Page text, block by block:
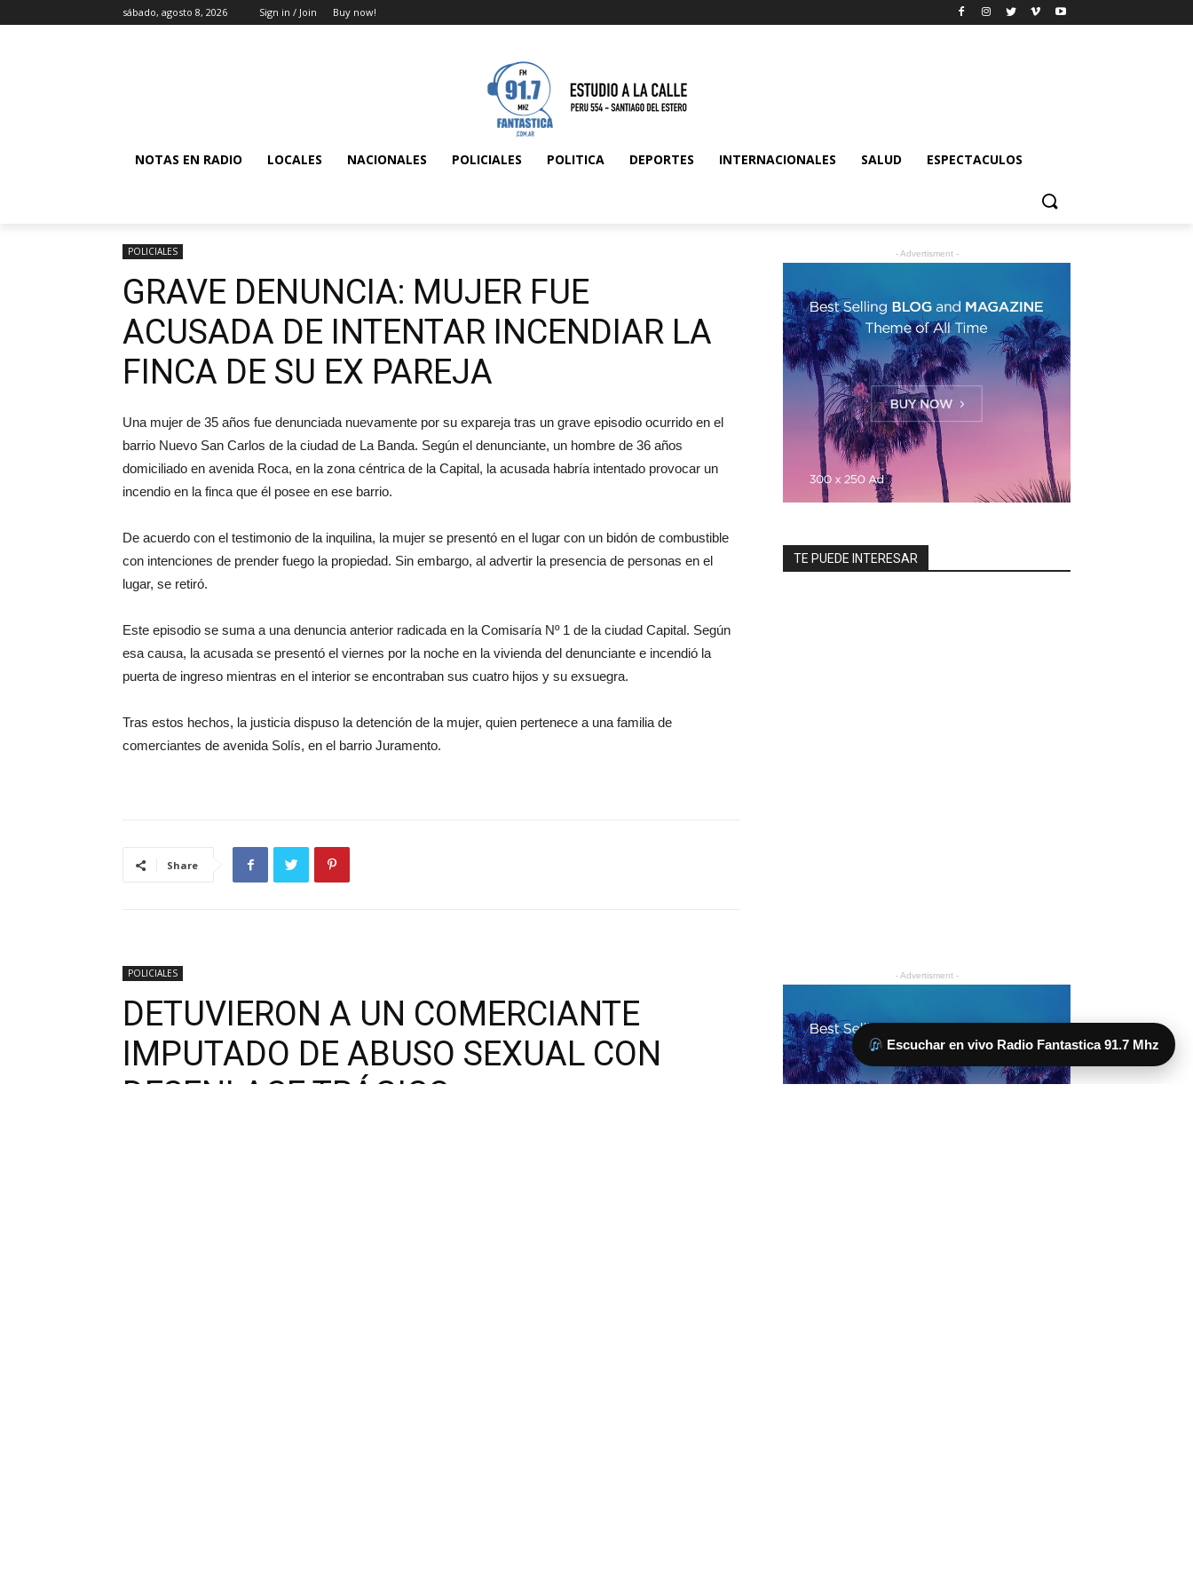
Escuchar en vivo Radio Fantastica 91.7 Mhz
sábado, agosto 8, 2026 Sign in / Join Buy now!
NOTAS EN RADIO LOCALES NACIONALES POLICIALES POLITICA DEPORTES INTERNACIONALES SALUD ESPECTACULOS
POLICIALES
GRAVE DENUNCIA: MUJER FUE
ACUSADA DE INTENTAR INCENDIAR LA
FINCA DE SU EX PAREJA
Una mujer de 35 años fue denunciada nuevamente por su expareja tras un grave episodio ocurrido en el
barrio Nuevo San Carlos de la ciudad de La Banda. Según el denunciante, un hombre de 36 años
domiciliado en avenida Roca, en la zona céntrica de la Capital, la acusada habría intentado provocar un
incendio en la finca que él posee en ese barrio.
De acuerdo con el testimonio de la inquilina, la mujer se presentó en el lugar con un bidón de combustible
con intenciones de prender fuego la propiedad. Sin embargo, al advertir la presencia de personas en el
lugar, se retiró.
Este episodio se suma a una denuncia anterior radicada en la Comisaría Nº 1 de la ciudad Capital. Según
esa causa, la acusada se presentó el viernes por la noche en la vivienda del denunciante e incendió la
puerta de ingreso mientras en el interior se encontraban sus cuatro hijos y su exsuegra.
Tras estos hechos, la justicia dispuso la detención de la mujer, quien pertenece a una familia de
comerciantes de avenida Solís, en el barrio Juramento.
Share
- Advertisment -
TE PUEDE INTERESAR